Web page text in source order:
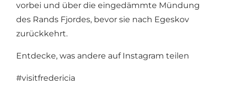
vorbei und über die eingedämmte Mündung
des Rands Fjordes, bevor sie nach Egeskov
zurückkehrt.
Entdecke, was andere auf Instagram teilen
#visitfredericia